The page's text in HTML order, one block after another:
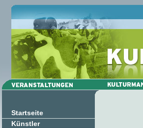
Startseite
Künstler